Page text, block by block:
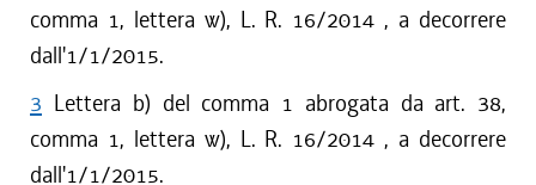
comma 1, lettera w), L. R. 16/2014 , a decorrere
dall'1/1/2015.
3 Lettera b) del comma 1 abrogata da art. 38,
comma 1, lettera w), L. R. 16/2014 , a decorrere
dall'1/1/2015.